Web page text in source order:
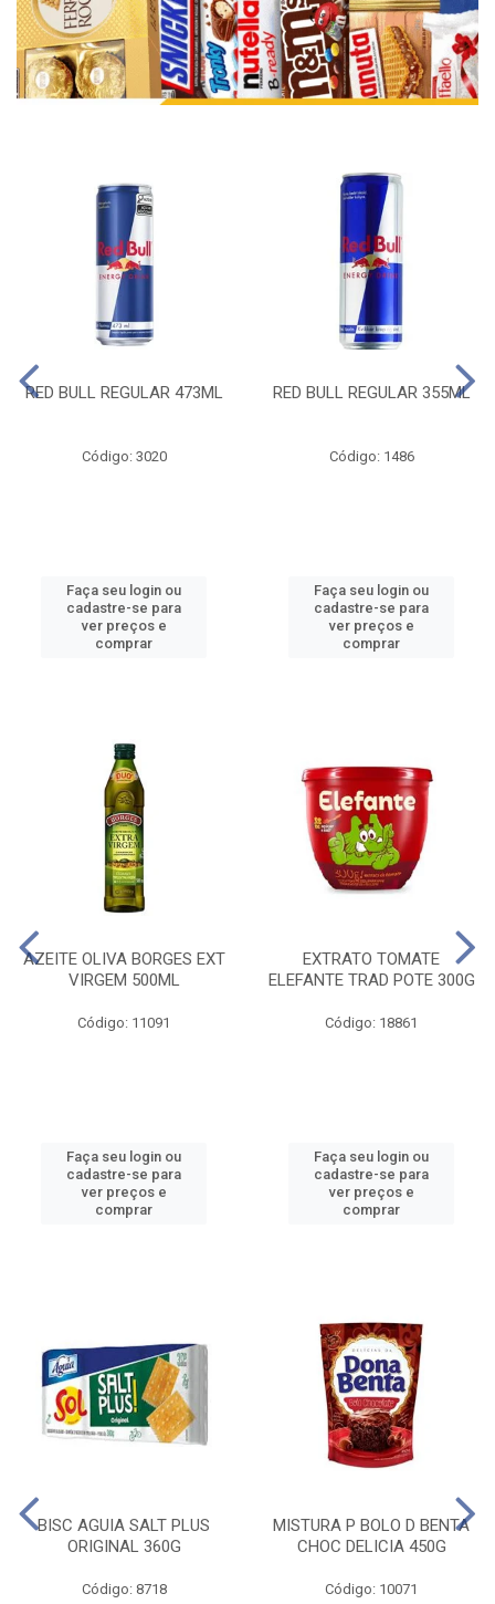
RED BULL REGULAR 473ML
Código: 3020
Faça seu login ou
cadastre-se para
ver preços e
comprar
RED BULL REGULAR 355ML
Código: 1486
Faça seu login ou
cadastre-se para
ver preços e
comprar
AZEITE OLIVA BORGES EXT
VIRGEM 500ML
Código: 11091
Faça seu login ou
cadastre-se para
ver preços e
comprar
EXTRATO TOMATE
ELEFANTE TRAD POTE 300G
Código: 18861
Faça seu login ou
cadastre-se para
ver preços e
comprar
BISC AGUIA SALT PLUS
ORIGINAL 360G
Código: 8718
MISTURA P BOLO D BENTA
CHOC DELICIA 450G
Código: 10071